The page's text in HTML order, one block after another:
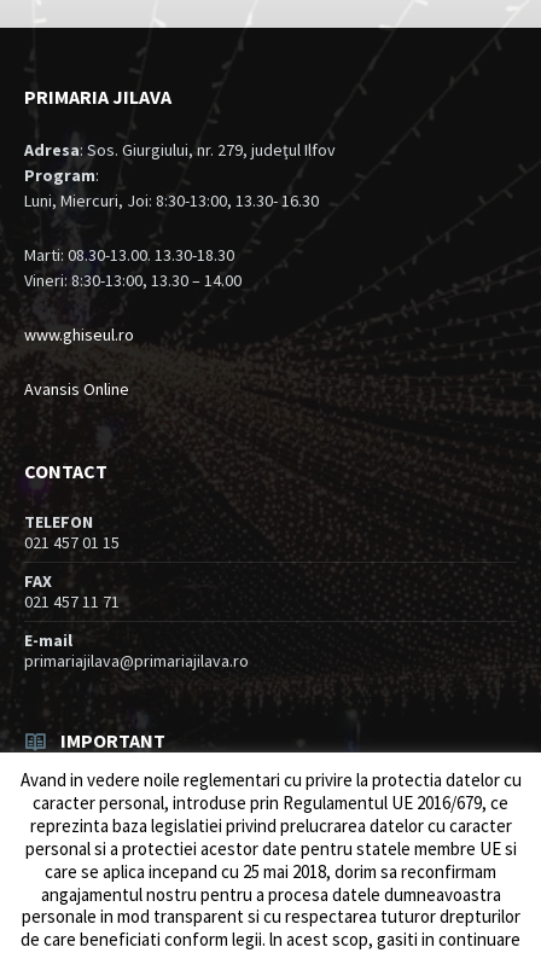
PRIMARIA JILAVA
Adresa: Sos. Giurgiului, nr. 279, judeţul Ilfov
Program:
Luni, Miercuri, Joi: 8:30-13:00, 13.30- 16.30
Marti: 08.30-13.00. 13.30-18.30
Vineri: 8:30-13:00, 13.30 – 14.00
www.ghiseul.ro
Avansis Online
CONTACT
TELEFON
021 457 01 15
FAX
021 457 11 71
E-mail
primariajilava@primariajilava.ro
IMPORTANT
Rezultat concurs expert – proba scrisa
06/08/2026 inResurse umane / Achizitii
Anunt concurs
05/08/2026 Resurse umane / Achizitii
Avand in vedere noile reglementari cu privire la protectia datelor cu
caracter personal, introduse prin Regulamentul UE 2016/679, ce
reprezinta baza legislatiei privind prelucrarea datelor cu caracter
personal si a protectiei acestor date pentru statele membre UE si
care se aplica incepand cu 25 mai 2018, dorim sa reconfirmam
angajamentul nostru pentru a procesa datele dumneavoastra
personale in mod transparent si cu respectarea tuturor drepturilor
de care beneficiati conform legii. ln acest scop, gasiti in continuare